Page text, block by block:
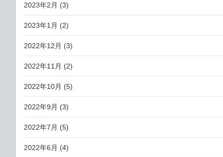
2023年2月 (3)
2023年1月 (2)
2022年12月 (3)
2022年11月 (2)
2022年10月 (5)
2022年9月 (3)
2022年7月 (5)
2022年6月 (4)